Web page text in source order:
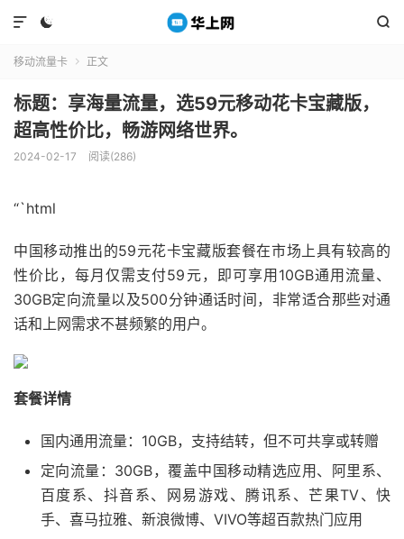
 

移动流量卡  正文
标题：享海量流量，选59元移动花卡宝藏版，
超高性价比，畅游网络世界。
2024-02-17 阅读(286)
“`html
中国移动推出的59元花卡宝藏版套餐在市场上具有较高的
性价比，每月仅需支付59元，即可享用10GB通用流量、
30GB定向流量以及500分钟通话时间，非常适合那些对通
话和上网需求不甚频繁的用户。
套餐详情
国内通用流量：10GB，支持结转，但不可共享或转赠
定向流量：30GB，覆盖中国移动精选应用、阿里系、
百度系、抖音系、网易游戏、腾讯系、芒果TV、快
手、喜马拉雅、新浪微博、VIVO等超百款热门应用